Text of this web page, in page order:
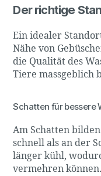
Der richtige
Ein idealer
Nähe von
die Qualität des
Tiere massgeblich
Schatten für bessere
Am Schatten
schnell als an der
länger kühl,
vermehren können.